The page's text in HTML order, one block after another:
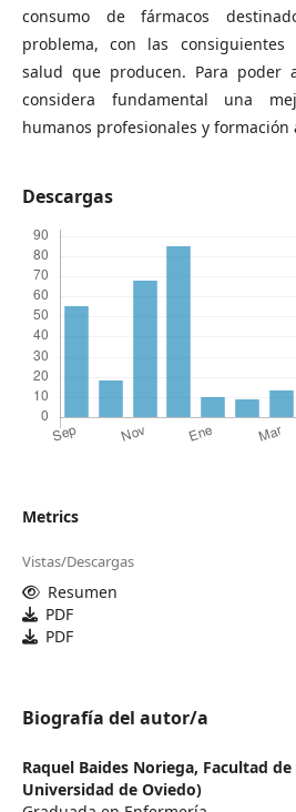
consumo de fármacos
problema, con las consiguientes
salud que producen. Para poder
considera fundamental una
humanos profesionales y formación
Descargas
Metrics
Vistas/Descargas
Resumen
PDF
PDF
Biografía del autor/a
Raquel Baides Noriega, Facultad
Universidad de Oviedo)